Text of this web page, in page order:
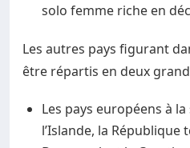
solo femme riche en
Les autres pays figurant
être répartis en deux
Les pays européens à
l’Islande, la République